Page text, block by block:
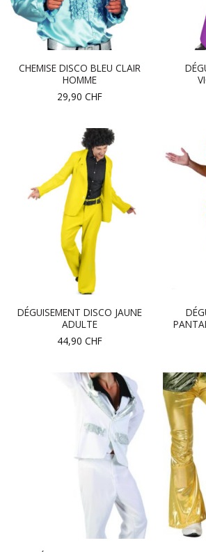
CHEMISE DISCO BLEU CLAIR
HOMME
29,90 CHF
DÉGUISEMENT DISCO JAUNE
ADULTE
44,90 CHF